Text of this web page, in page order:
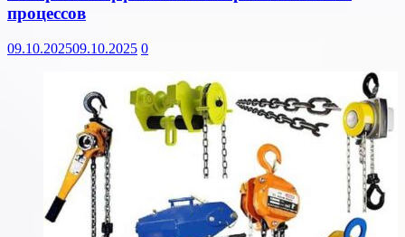
процессов
09.10.202509.10.2025 0